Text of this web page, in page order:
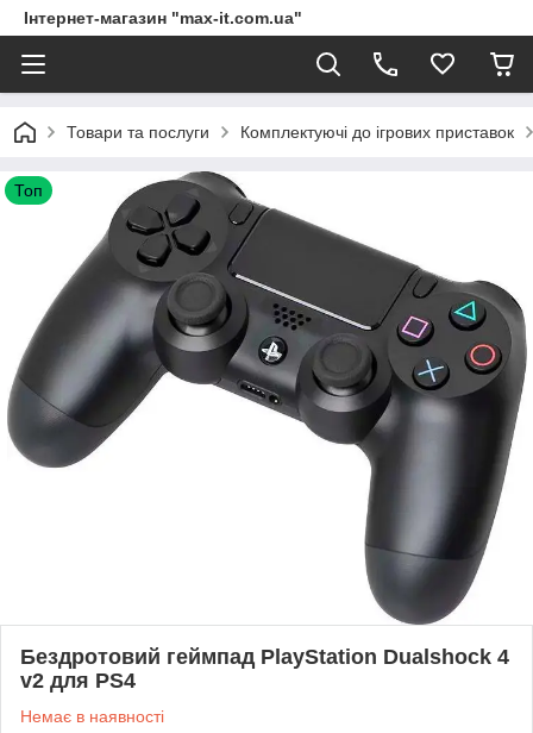
Інтернет-магазин "max-it.com.ua"
Товари та послуги Комплектуючі до ігрових приставок
Топ
Бездротовий геймпад PlayStation Dualshock 4
v2 для PS4
Немає в наявності